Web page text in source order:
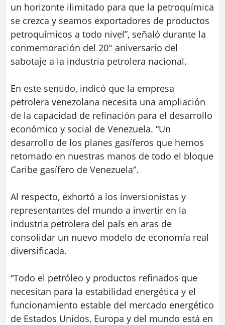
un horizonte ilimitado para que la petroquímica
se crezca y seamos exportadores de productos
petroquímicos a todo nivel”, señaló durante la
conmemoración del 20° aniversario del
sabotaje a la industria petrolera nacional.
En este sentido, indicó que la empresa
petrolera venezolana necesita una ampliación
de la capacidad de refinación para el desarrollo
económico y social de Venezuela. “Un
desarrollo de los planes gasíferos que hemos
retomado en nuestras manos de todo el bloque
Caribe gasífero de Venezuela”.
Al respecto, exhortó a los inversionistas y
representantes del mundo a invertir en la
industria petrolera del país en aras de
consolidar un nuevo modelo de economía real
diversificada.
“Todo el petróleo y productos refinados que
necesitan para la estabilidad energética y el
funcionamiento estable del mercado energético
de Estados Unidos, Europa y del mundo está en